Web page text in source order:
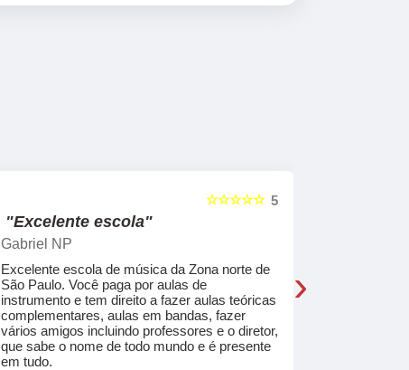
5
☆☆☆☆☆
"Excelente escola"
Gabriel NP
Excelente escola de música da Zona norte de
São Paulo. Você paga por aulas de
instrumento e tem direito a fazer aulas teóricas
complementares, aulas em bandas, fazer
vários amigos incluindo professores e o diretor,
que sabe o nome de todo mundo e é presente
em tudo.
›